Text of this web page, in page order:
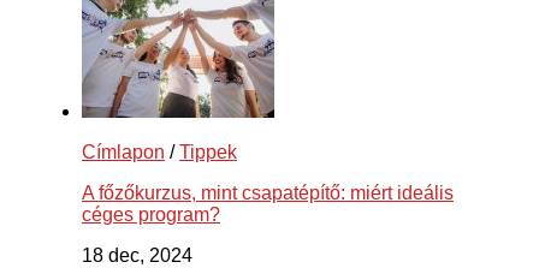
Címlapon /Tippek
A főzőkurzus, mint csapatépítő: miért ideális
céges program?
18 dec, 2024